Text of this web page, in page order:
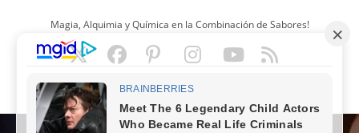
contenido
Magia, Alquimia y Química en la Combinación de Sabores!
ESPAÑOL